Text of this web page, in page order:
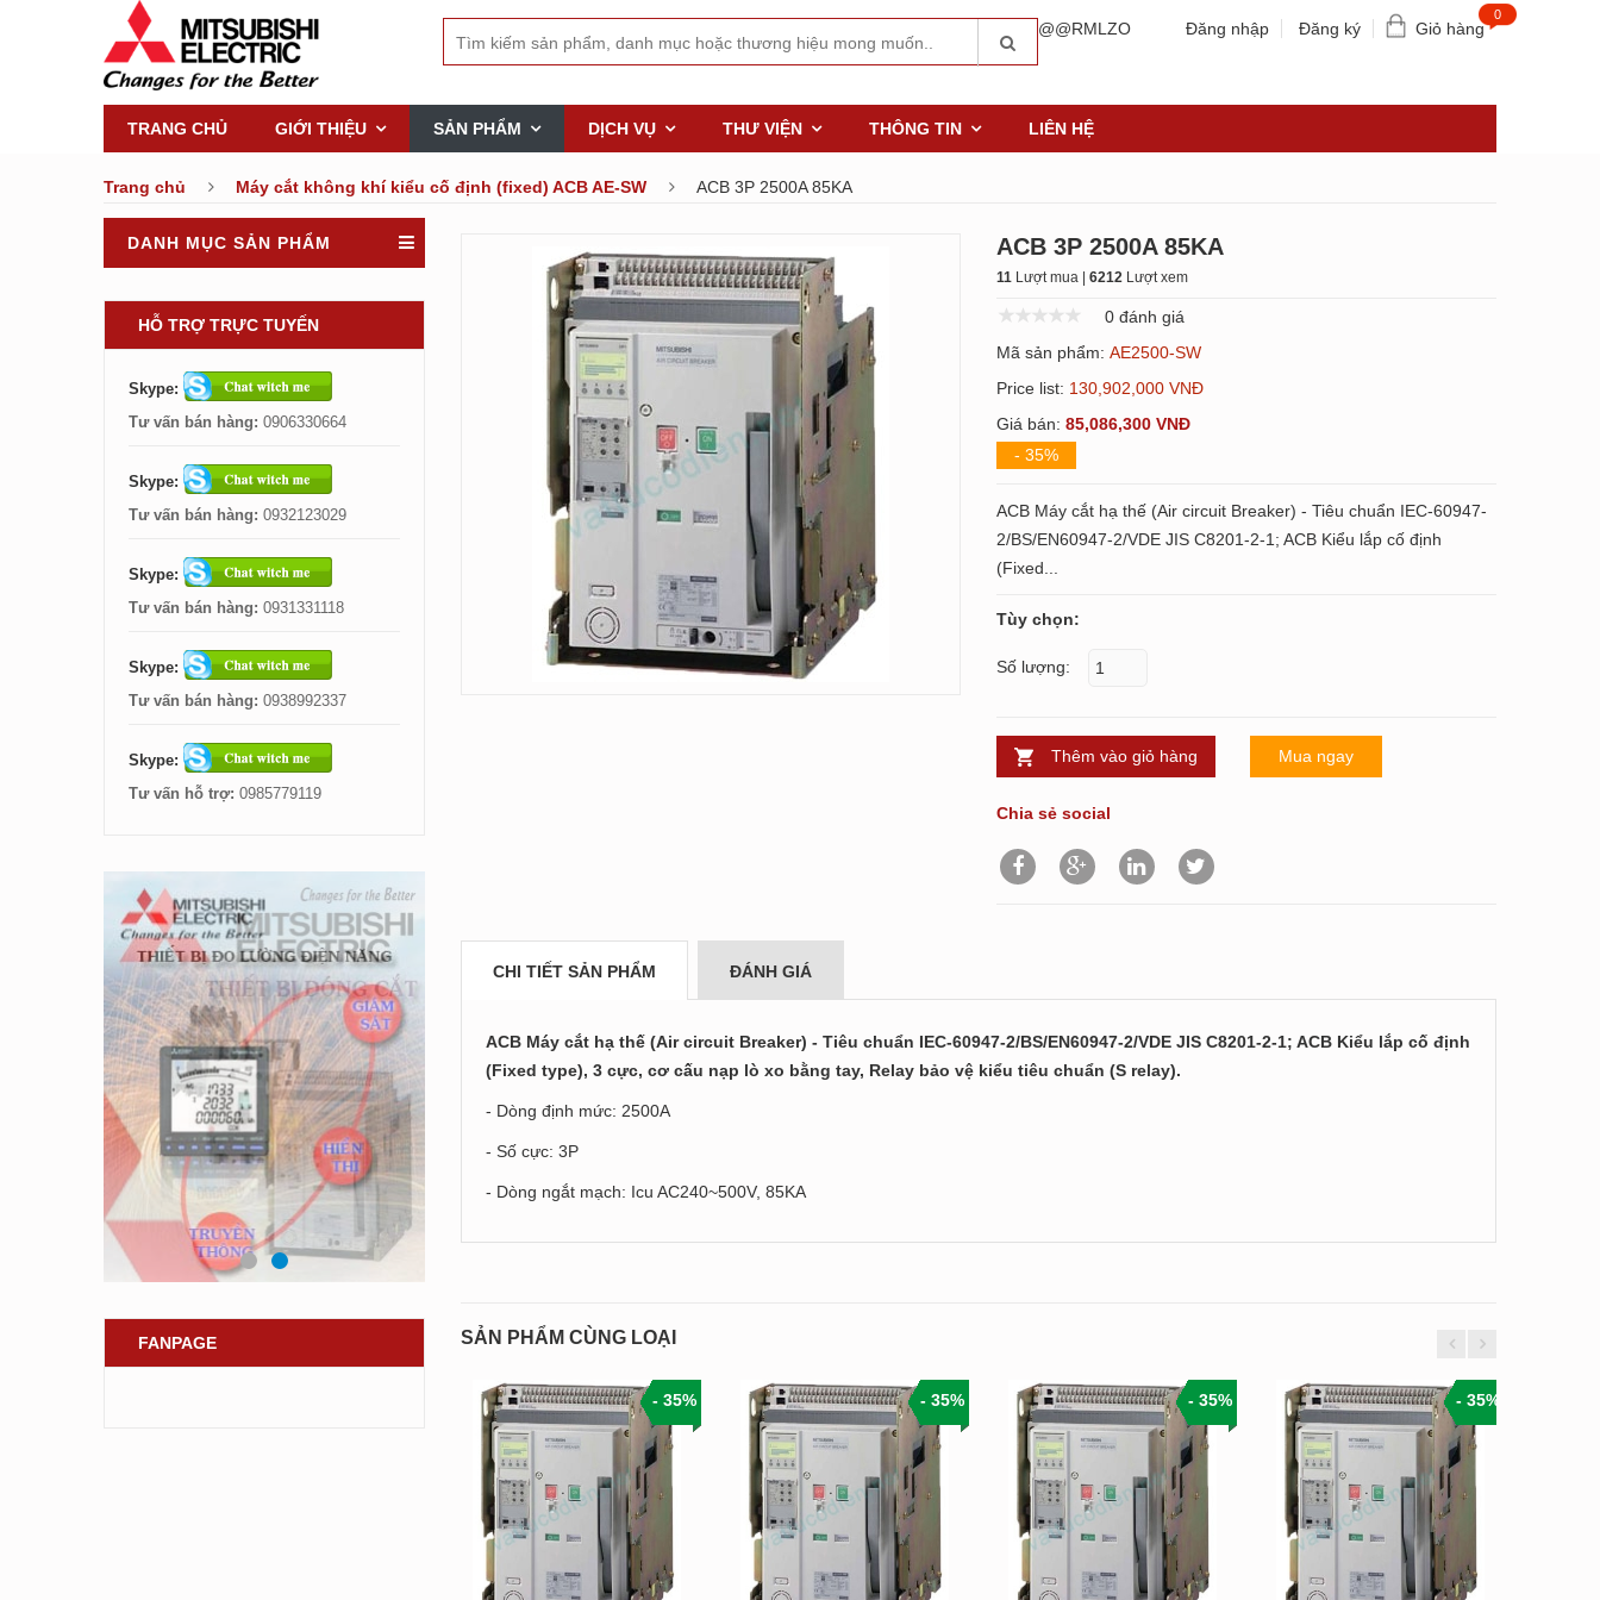
@@RMLZO Đăng nhập Đăng ký Giỏ hàng
0
TRANG CHỦ GIỚI THIỆU SẢN PHẨM DỊCH VỤ THƯ VIỆN THÔNG TIN LIÊN HỆ
DANH MỤC SẢN PHẨM
Trang chủ Máy cắt không khí kiểu cố định (fixed) ACB AE-SW ACB 3P 2500A 85KA
HỖ TRỢ TRỰC TUYẾN
Skype:
Tư vấn bán hàng: 0906330664
Skype:
Tư vấn bán hàng: 0932123029
Skype:
Tư vấn bán hàng: 0931331118
Skype:
Tư vấn bán hàng: 0938992337
Skype:
Tư vấn hỗ trợ: 0985779119
FANPAGE
ACB 3P 2500A 85KA
11 Lượt mua | 6212 Lượt xem
0 đánh giá
Mã sản phẩm: AE2500-SW
Price list: 130,902,000 VNĐ
Giá bán: 85,086,300 VNĐ
- 35%
ACB Máy cắt hạ thế (Air circuit Breaker) - Tiêu chuẩn IEC-60947-
2/BS/EN60947-2/VDE JIS C8201-2-1; ACB Kiểu lắp cố định
(Fixed...
Tùy chọn:
Số lượng:
Thêm vào giỏ hàng Mua ngay
Chia sẻ social
CHI TIẾT SẢN PHẨM ĐÁNH GIÁ
ACB Máy cắt hạ thế (Air circuit Breaker) - Tiêu chuẩn IEC-60947-2/BS/EN60947-2/VDE JIS C8201-2-1; ACB Kiểu lắp cố định
(Fixed type), 3 cực, cơ cấu nạp lò xo bằng tay, Relay bảo vệ kiểu tiêu chuẩn (S relay).
- Dòng định mức: 2500A
- Số cực: 3P
- Dòng ngắt mạch: Icu AC240~500V, 85KA
SẢN PHẨM CÙNG LOẠI
- 35% - 35% - 35% - 35%